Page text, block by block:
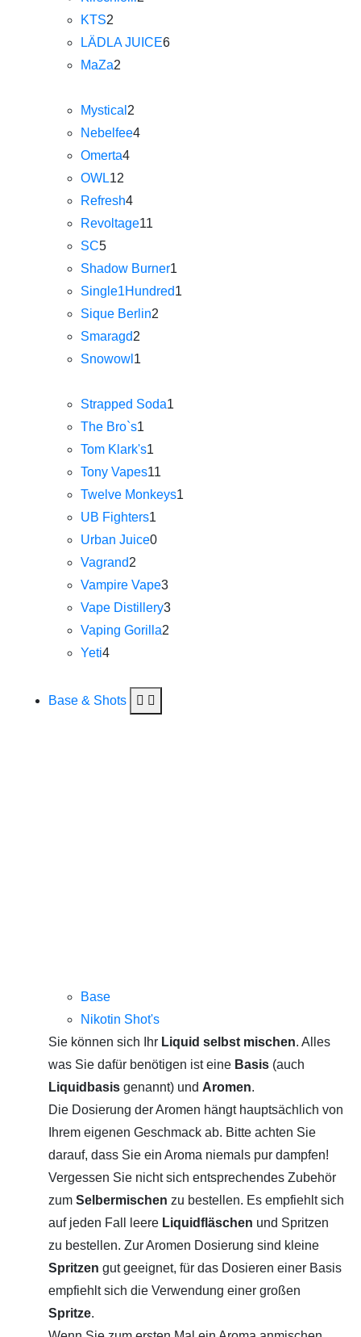
KTS2
LÄDLA JUICE6
MaZa2
Mystical 2
Nebelfee4
Omerta4
OWL12
Refresh4
Revoltage11
SC5
Shadow Burner1
Single1Hundred1
Sique Berlin2
Smaragd2
Snowowl 1
Strapped Soda1
The Bro`s1
Tom Klark's1
Tony Vapes11
Twelve Monkeys1
UB Fighters1
Urban Juice0
Vagrand2
Vampire Vape3
Vape Distillery3
Vaping Gorilla2
Yeti4
Base & Shots
Base
Nikotin Shot's
Sie können sich Ihr Liquid selbst mischen. Alles
was Sie dafür benötigen ist eine Basis (auch
Liquidbasis genannt) und Aromen.
Die Dosierung der Aromen hängt hauptsächlich von
Ihrem eigenen Geschmack ab. Bitte achten Sie
darauf, dass Sie ein Aroma niemals pur dampfen!
Vergessen Sie nicht sich entsprechendes Zubehör
zum Selbermischen zu bestellen. Es empfiehlt sich
auf jeden Fall leere Liquidfläschen und Spritzen
zu bestellen. Zur Aromen Dosierung sind kleine
Spritzen gut geeignet, für das Dosieren einer Basis
empfiehlt sich die Verwendung einer großen
Spritze.